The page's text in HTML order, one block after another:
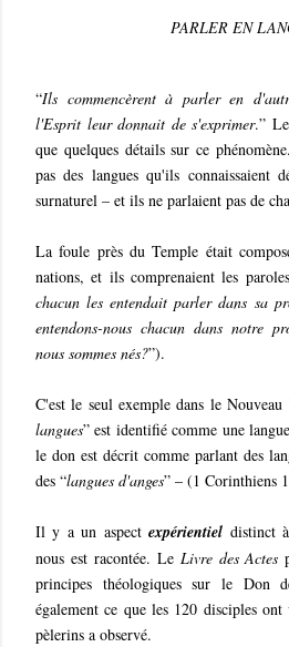
PARLER EN
“Ils commencèrent à parler en
l'Esprit leur donnait de s'exprimer.” Le
que quelques détails sur ce
pas des langues qu'ils connaissaient
surnaturel – et ils ne parlaient pas de
La foule près du Temple était
nations, et ils comprenaient les
chacun les entendait parler dans sa
entendons-nous chacun dans notre
nous sommes nés?”).
C'est le seul exemple dans le
langues” est identifié comme une
le don est décrit comme parlant des
des “langues d'anges” – (1 Corinthiens
Il y a un aspectexpérientiel distinct
nous est racontée. Le Livre des Actes
principes théologiques sur le
également ce que les 120 disciples
pèlerins a observé.